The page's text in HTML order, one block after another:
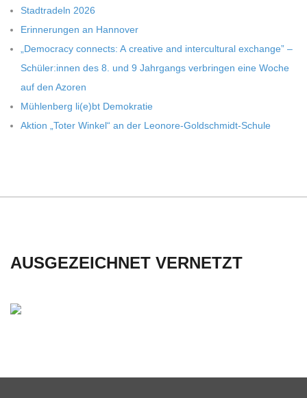
Stadt­ra­deln 2026
Erin­ne­run­gen an Hannover
„Demo­cracy con­nects: A crea­tive and inter­cul­tu­ral exch­ange” –
Schüler:innen des 8. und 9 Jahr­gangs ver­brin­gen eine Woche
auf den Azoren
Müh­len­berg li(e)bt Demokratie
Aktion „Toter Win­kel“ an der Leonore-Goldschmidt-Schule
AUSGEZEICHNET VERNETZT